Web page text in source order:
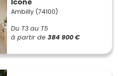
Ambilly (74100)
Du T3 au T5
à partir de 384 900 €